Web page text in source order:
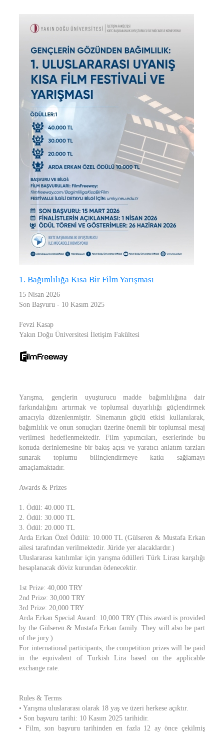
1. Bağımlılığa Kısa Bir Film Yarışması
15 Nisan 2026
Son Başvuru - 10 Kasım 2025
Fevzi Kasap
Yakın Doğu Üniversitesi İletişim Fakültesi
Yarışma, gençlerin uyuşturucu madde bağımlılığına dair
farkındalığını artırmak ve toplumsal duyarlılığı güçlendirmek
amacıyla düzenlenmiştir. Sinemanın güçlü etkisi kullanılarak,
bağımlılık ve onun sonuçları üzerine önemli bir toplumsal mesaj
verilmesi hedeflenmektedir. Film yapımcıları, eserlerinde bu
konuda derinlemesine bir bakış açısı ve yaratıcı anlatım tarzları
sunarak toplumu bilinçlendirmeye katkı sağlamayı
amaçlamaktadır.
Awards & Prizes
1. Ödül: 40.000 TL
2. Ödül: 30.000 TL
3. Ödül: 20.000 TL
Arda Erkan Özel Ödülü: 10.000 TL (Gülseren & Mustafa Erkan
ailesi tarafından verilmektedir. Jüride yer alacaklardır.)
Uluslararası katılımlar için yarışma ödülleri Türk Lirası karşılığı
hesaplanacak döviz kurundan ödenecektir.
1st Prize: 40,000 TRY
2nd Prize: 30,000 TRY
3rd Prize: 20,000 TRY
Arda Erkan Special Award: 10,000 TRY (This award is provided
by the Gülseren & Mustafa Erkan family. They will also be part
of the jury.)
For international participants, the competition prizes will be paid
in the equivalent of Turkish Lira based on the applicable
exchange rate.
Rules & Terms
• Yarışma uluslararası olarak 18 yaş ve üzeri herkese açıktır.
• Son başvuru tarihi: 10 Kasım 2025 tarihidir.
• Film, son başvuru tarihinden en fazla 12 ay önce çekilmiş